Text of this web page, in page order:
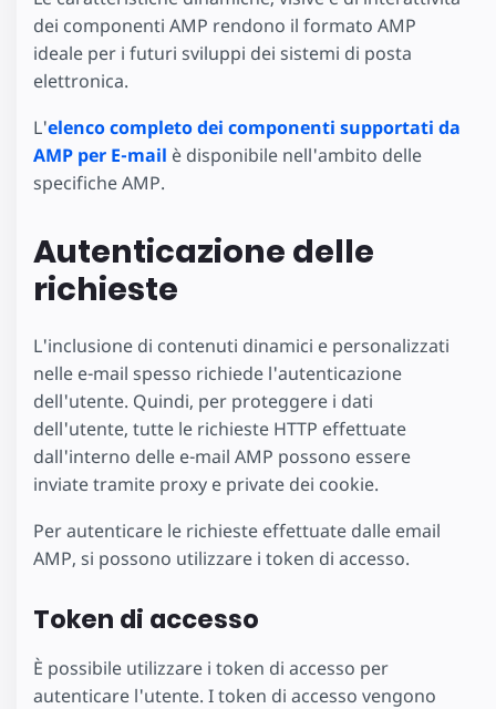
dei componenti AMP rendono il formato AMP
ideale per i futuri sviluppi dei sistemi di posta
elettronica.
L'elenco completo dei componenti supportati da
AMP per E-mail è disponibile nell'ambito delle
specifiche AMP.
Autenticazione delle
richieste
L'inclusione di contenuti dinamici e personalizzati
nelle e-mail spesso richiede l'autenticazione
dell'utente. Quindi, per proteggere i dati
dell'utente, tutte le richieste HTTP effettuate
dall'interno delle e-mail AMP possono essere
inviate tramite proxy e private dei cookie.
Per autenticare le richieste effettuate dalle email
AMP, si possono utilizzare i token di accesso.
Token di accesso
È possibile utilizzare i token di accesso per
autenticare l'utente. I token di accesso vengono